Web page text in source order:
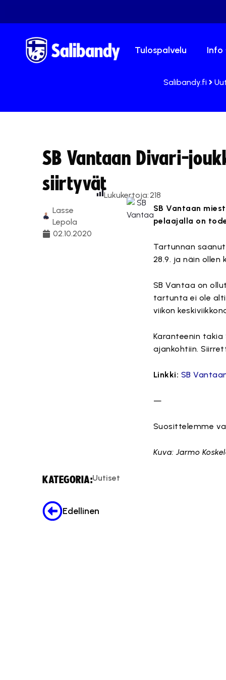
Tulospalvelu Info
Salibandy.fi
SB Vantaan Divari-
siirtyvät
Lasse
Lepola
02.10.2020
Lukukertoja:218
SB Vantaan
pelaajalla on
Tartunnan
28.9. ja näin
SB Vantaa on
tartunta ei ole
viikon
Karanteenin
ajankohtiin.
Linkki: SB
—
Suosittelemme
Kuva: Jarmo
KATEGORIA:Uutiset
Edellinen